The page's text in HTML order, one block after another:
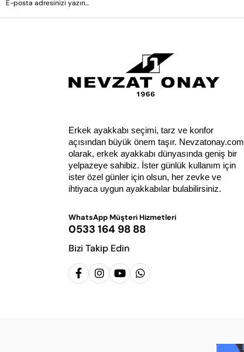
Erkek ayakkabı seçimi, tarz ve konfor
açısından büyük önem taşır. Nevzatonay.com
olarak, erkek ayakkabı dünyasında geniş bir
yelpazeye sahibiz. İster günlük kullanım için
ister özel günler için olsun, her zevke ve
ihtiyaca uygun ayakkabılar bulabilirsiniz.
WhatsApp Müşteri Hizmetleri
0533 164 98 88
Bizi Takip Edin